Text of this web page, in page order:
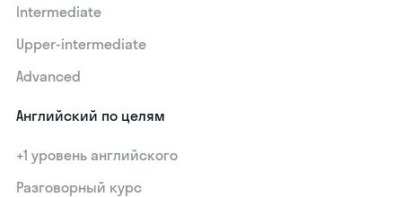
Intermediate
Upper-intermediate
Advanced
Английский по целям
+1 уровень английского
Разговорный курс